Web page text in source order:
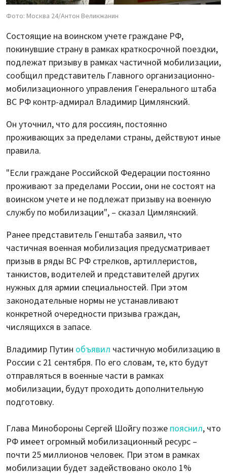
Фото: Москва 24/Антон Великжанин
Состоящие на воинском учете граждане РФ,
покинувшие страну в рамках краткосрочной поездки,
подлежат призыву в рамках частичной мобилизации,
сообщил представитель Главного организационно-
мобилизационного управления Генерального штаба
ВС РФ контр-адмирал Владимир Цимлянский.
Он уточнил, что для россиян, постоянно
проживающих за пределами страны, действуют иные
правила.
"Если граждане Российской Федерации постоянно
проживают за пределами России, они не состоят на
воинском учете и не подлежат призыву на военную
службу по мобилизации", – сказал Цимлянский.
Ранее представитель Генштаба заявил, что
частичная военная мобилизация предусматривает
призыв в ряды ВС РФ стрелков, артиллеристов,
танкистов, водителей и представителей других
нужных для армии специальностей. При этом
законодательные нормы не устанавливают
конкретной очередности призыва граждан,
числящихся в запасе.
Владимир Путин объявил частичную мобилизацию в
России с 21 сентября. По его словам, те, кто будут
отправляться в военные части в рамках
мобилизации, будут проходить дополнительную
подготовку.
Глава Минобороны Сергей Шойгу позже пояснил, что
РФ имеет огромный мобилизационный ресурс –
почти 25 миллионов человек. При этом в рамках
мобилизации будет задействовано около 1%